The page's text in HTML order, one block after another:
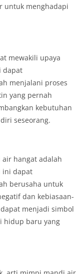
untuk menghadapi
mewakili upaya
dapat
menjalani proses
yang pernah
kebutuhan
seseorang.
hangat adalah
ini dapat
berusaha untuk
dan kebiasaan-
menjadi simbol
hidup baru yang